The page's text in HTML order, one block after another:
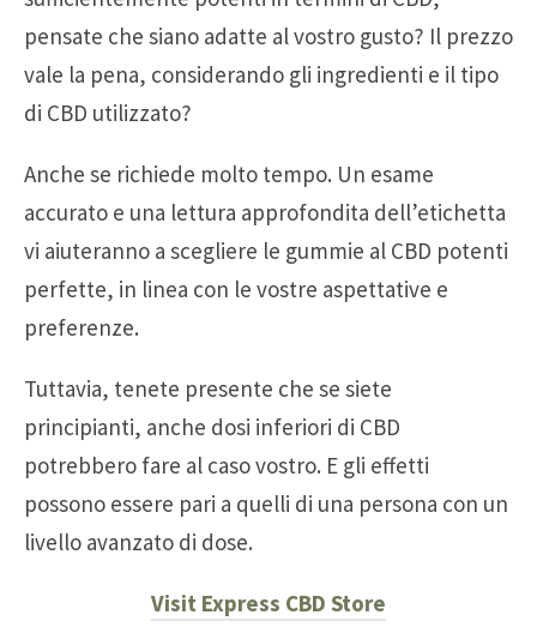
pensate che siano adatte al vostro gusto? Il prezzo
vale la pena, considerando gli ingredienti e il tipo
di CBD utilizzato?
Anche se richiede molto tempo. Un esame
accurato e una lettura approfondita dell’etichetta
vi aiuteranno a scegliere le gummie al CBD potenti
perfette, in linea con le vostre aspettative e
preferenze.
Tuttavia, tenete presente che se siete
principianti, anche dosi inferiori di CBD
potrebbero fare al caso vostro. E gli effetti
possono essere pari a quelli di una persona con un
livello avanzato di dose.
Visit Express CBD Store